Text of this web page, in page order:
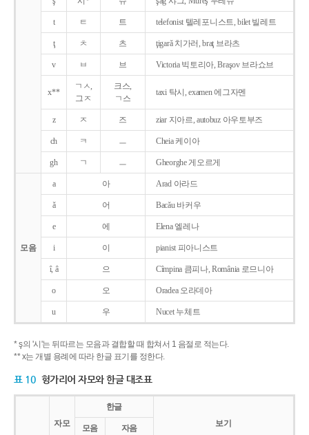
t ㅌ 트 telefonist 텔레포니스트, bilet 빌레트
ţ ㅊ 츠 ţigarǎ 치가러, braţ 브라츠
v ㅂ 브 Victoria 빅토리아, Braşov 브라쇼브
x**
ㄱㅅ,
그ㅈ
크스,
ㄱ스
taxi 탁시, examen 에그자멘
z ㅈ 즈 ziar 지아르, autobuz 아우토부즈
ch ㅋ ㅡ Cheia 케이아
gh ㄱ ㅡ Gheorghe 게오르게
모음
a 아 Arad 아라드
ǎ 어 Bacǎu 바커우
e 에 Elena 엘레나
i 이 pianist 피아니스트
î, â 으 Cîmpina 큼피나, România 로므니아
o 오 Oradea 오라데아
u 우 Nucet 누체트
* ş의 '시'는 뒤따르는 모음과 결합할 때 합쳐서 1 음절로 적는다.
** x는 개별 용례에 따라 한글 표기를 정한다.
표 10 헝가리어 자모와 한글 대조표
자모
한글
보기
모음
자음